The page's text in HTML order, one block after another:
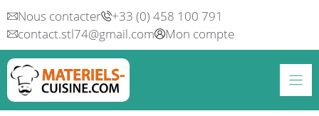
Aller
au
contenu
Nous contacter
+33 (0) 458 100 791
contact.stl74@gmail.com
Mon compte